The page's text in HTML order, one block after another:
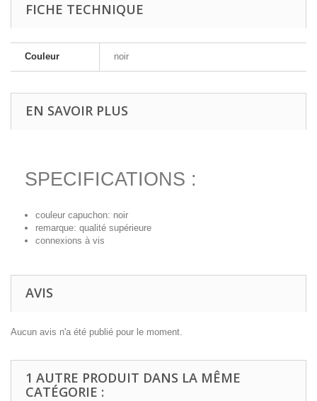
FICHE TECHNIQUE
Couleur noir
EN SAVOIR PLUS
SPECIFICATIONS :
couleur capuchon: noir
remarque: qualité supérieure
connexions à vis
AVIS
Aucun avis n'a été publié pour le moment.
1 AUTRE PRODUIT DANS LA MÊME
CATÉGORIE :